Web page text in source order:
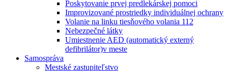
Poskytovanie prvej predlekárskej pomoci
Improvizované prostriedky individuálnej ochrany
Volanie na linku tiesňového volania 112
Nebezpečné látky
Umiestnenie AED (automatický externý
defibrilátor)v meste
Samospráva
Mestské zastupiteľstvo